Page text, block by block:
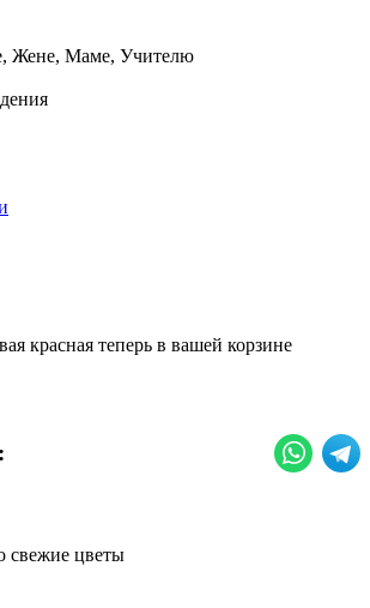
Жене, Маме, Учителю
красная теперь в вашей корзине
свежие цветы